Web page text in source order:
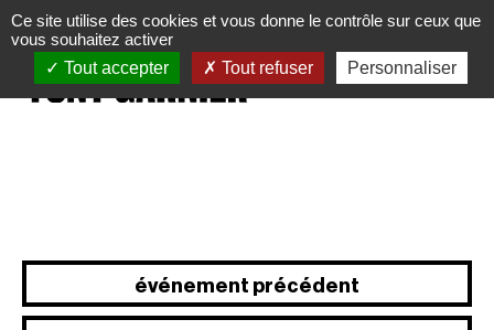
événement précédent
Panneau de gestion des cookies
Ce site utilise des cookies et vous donne le contrôle sur ceux que
vous souhaitez activer
Tout accepter
Tout refuser Personnaliser